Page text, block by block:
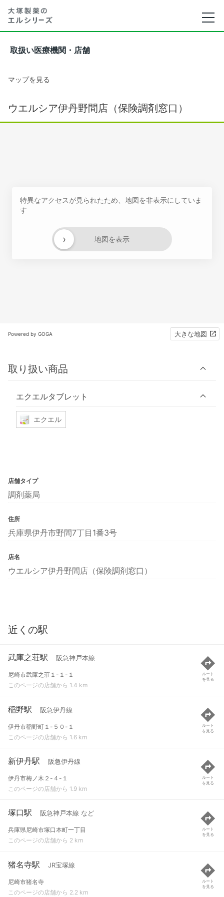
取扱い医療機関・店舗
マップを見る
ウエルシア伊丹野間店（保険調剤窓口）
特異なアクセスが見られたため、地図を非表示にしていま
す
地図を表示
›
Powered by GOGA 大きな地図
取り扱い商品
エクエルタブレット
エクエル
店舗タイプ
調剤薬局
住所
兵庫県伊丹市野間7丁目1番3号
店名
ウエルシア伊丹野間店（保険調剤窓口）
近くの駅
武庫之荘駅 阪急神戸本線
尼崎市武庫之荘１-１-１
このページの店舗から 1.4 km
ルート
を見る
稲野駅 阪急伊丹線
伊丹市稲野町１-５０-１
このページの店舗から 1.6 km
ルート
を見る
新伊丹駅 阪急伊丹線
伊丹市梅ノ木２-４-１
このページの店舗から 1.9 km
ルート
を見る
塚口駅 阪急神戸本線 など
兵庫県尼崎市塚口本町一丁目
このページの店舗から 2 km
ルート
を見る
猪名寺駅 JR宝塚線
尼崎市猪名寺
このページの店舗から 2.2 km
ルート
を見る